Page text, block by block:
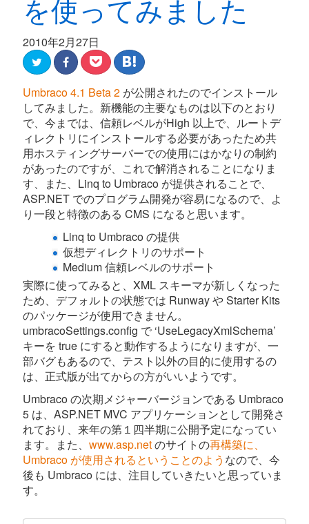
を使ってみました
2010年2月27日
Umbraco 4.1 Beta 2 が公開されたのでインストール
してみました。新機能の主要なものは以下のとおり
で、今までは、信頼レベルがHigh 以上で、ルートデ
ィレクトリにインストールする必要があったため共
用ホスティングサーバーでの使用にはかなりの制約
があったのですが、これで解消されることになりま
す、また、Linq to Umbraco が提供されることで、
ASP.NET でのプログラム開発が容易になるので、よ
り一段と特徴のある CMS になると思います。
Linq to Umbraco の提供
仮想ディレクトリのサポート
Medium 信頼レベルのサポート
実際に使ってみると、XML スキーマが新しくなった
ため、デフォルトの状態では Runway や Starter Kits
のパッケージが使用できません。
umbracoSettings.config で ‘UseLegacyXmlSchema’
キーを true にすると動作するようになりますが、一
部バグもあるので、テスト以外の目的に使用するの
は、正式版が出てからの方がいいようです。
Umbraco の次期メジャーバージョンである Umbraco
5 は、ASP.NET MVC アプリケーションとして開発さ
れており、来年の第１四半期に公開予定になってい
ます。また、 www.asp.netのサイトの再構築に、
Umbraco が使用されるということのよう なので、今
後も Umbraco には、注目していきたいと思っていま
す。